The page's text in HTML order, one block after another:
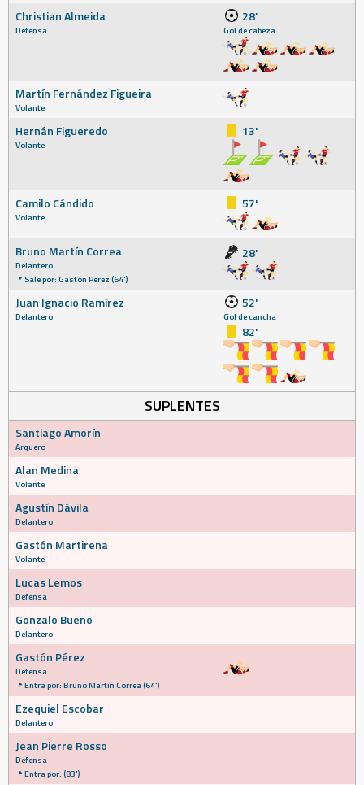
Christian Almeida
Defensa
28'
Gol de cabeza
Martín Fernández Figueira
Volante
Hernán Figueredo
Volante
13'
Camilo Cándido
Volante
57'
Bruno Martín Correa
Delantero
Sale por: Gastón Pérez (64')
28'
Juan Ignacio Ramírez
Delantero
52'
Gol de cancha
82'
SUPLENTES
Santiago Amorín
Arquero
Alan Medina
Volante
Agustín Dávila
Delantero
Gastón Martirena
Volante
Lucas Lemos
Defensa
Gonzalo Bueno
Delantero
Gastón Pérez
Defensa
Entra por: Bruno Martín Correa (64')
Ezequiel Escobar
Delantero
Jean Pierre Rosso
Defensa
Entra por: (83')